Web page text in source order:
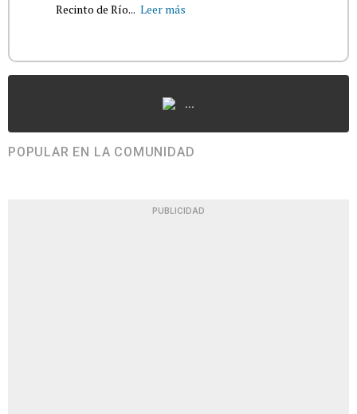
Recinto de Río... Leer más
...
POPULAR EN LA COMUNIDAD
PUBLICIDAD